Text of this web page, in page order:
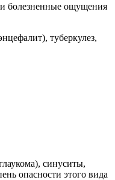
болезненные ощущения
туберкулез,
синуситы,
опасности этого вида